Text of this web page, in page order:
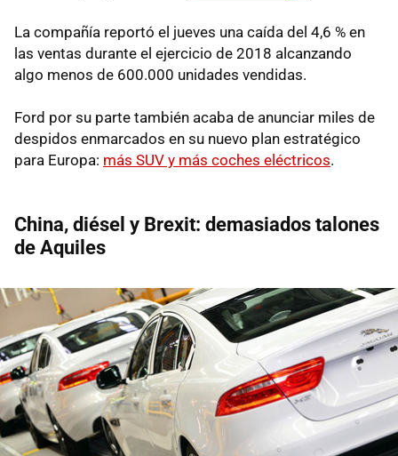
La compañía reportó el jueves una caída del 4,6 % en
las ventas durante el ejercicio de 2018 alcanzando
algo menos de 600.000 unidades vendidas.
Ford por su parte también acaba de anunciar miles de
despidos enmarcados en su nuevo plan estratégico
para Europa: más SUV y más coches eléctricos.
China, diésel y Brexit: demasiados talones
de Aquiles